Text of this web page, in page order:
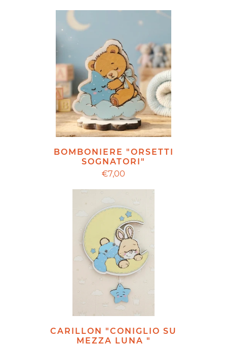
BOMBONIERE "ORSETTI
SOGNATORI"
€7,00
CARILLON "CONIGLIO SU
MEZZA LUNA "